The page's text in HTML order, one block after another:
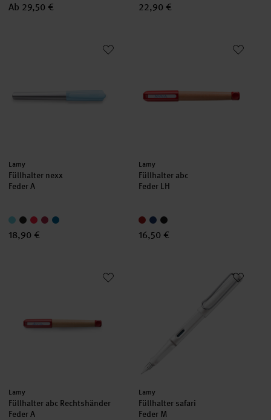
Ab 29,50 €
22,90 €
Hersteller:
Lamy
Füllhalter nexx
Feder A
18,90 €
Hersteller:
Lamy
Füllhalter abc
Feder LH
16,50 €
Füllhalter abc Rechtshänder
Hersteller:
Lamy
Füllhalter abc Rechtshänder
Feder A
Hersteller:
Lamy
Füllhalter safari
Feder M